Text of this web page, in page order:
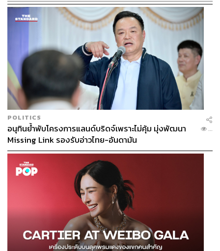
POLITICS
อนุทินย้ำพับโครงการแลนด์บริดจ์เพราะไม่คุ้ม มุ่งพัฒนา
Missing Link รองรับอ่าวไทย-อันดามัน
...